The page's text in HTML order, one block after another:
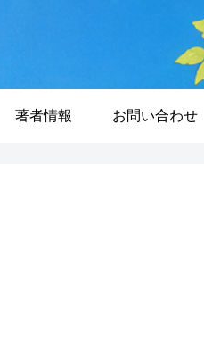
著者情報 お問い合わせ